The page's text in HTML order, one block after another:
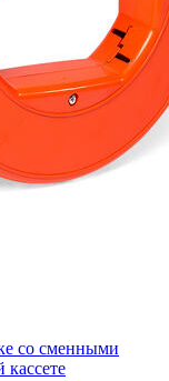
со сменными